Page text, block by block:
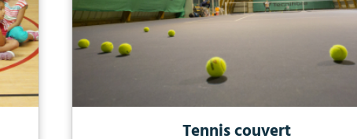
Tennis couvert